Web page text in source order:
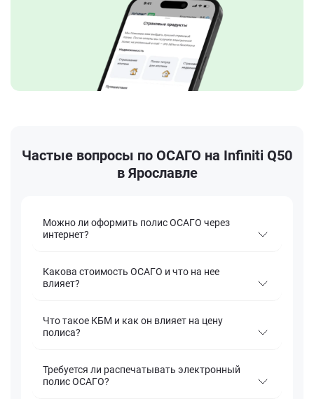
Частые вопросы по ОСАГО на Infiniti Q50
в Ярославле
Можно ли оформить полис ОСАГО через
интернет?
Какова стоимость ОСАГО и что на нее
влияет?
Что такое КБМ и как он влияет на цену
полиса?
Требуется ли распечатывать электронный
полис ОСАГО?